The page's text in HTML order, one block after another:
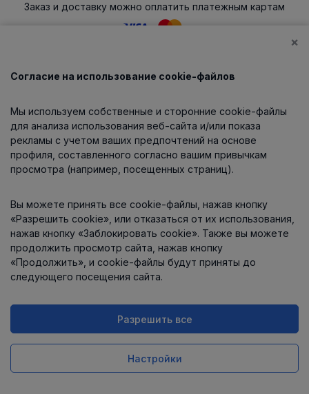
Заказ и доставку можно оплатить платежным картам
Каталог
О компании
Информация
Контакты
Интернет-магазин работает
×
Согласие на использование cookie-файлов
Мы используем собственные и сторонние cookie-файлы
для анализа использования веб-сайта и/или показа
рекламы с учетом ваших предпочтений на основе
профиля, составленного согласно вашим привычкам
просмотра (например, посещенных страниц).
Вы можете принять все cookie-файлы, нажав кнопку
«Разрешить cookie», или отказаться от их использования,
нажав кнопку «Заблокировать cookie». Также вы можете
продолжить просмотр сайта, нажав кнопку
«Продолжить», и cookie-файлы будут приняты до
следующего посещения сайта.
Разрешить все
Настройки